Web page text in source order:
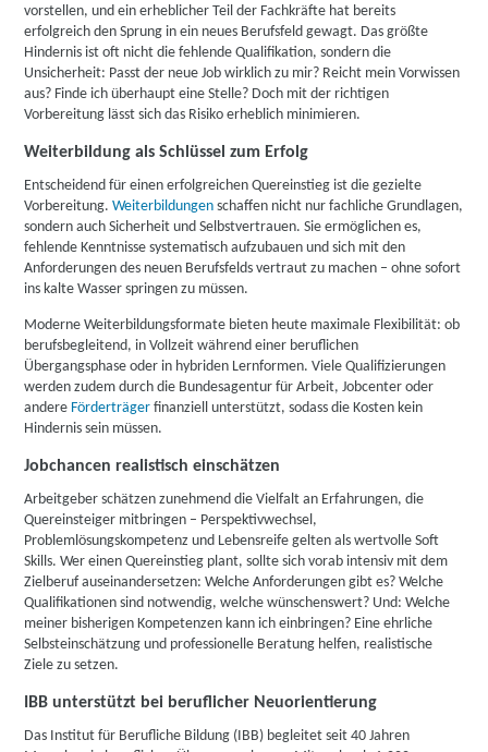
vorstellen, und ein erheblicher Teil der Fachkräfte hat bereits
erfolgreich den Sprung in ein neues Berufsfeld gewagt. Das größte
Hindernis ist oft nicht die fehlende Qualifikation, sondern die
Unsicherheit: Passt der neue Job wirklich zu mir? Reicht mein Vorwissen
aus? Finde ich überhaupt eine Stelle? Doch mit der richtigen
Vorbereitung lässt sich das Risiko erheblich minimieren.
Weiterbildung als Schlüssel zum Erfolg
Entscheidend für einen erfolgreichen Quereinstieg ist die gezielte
Vorbereitung.Weiterbildungen schaffen nicht nur fachliche Grundlagen,
sondern auch Sicherheit und Selbstvertrauen. Sie ermöglichen es,
fehlende Kenntnisse systematisch aufzubauen und sich mit den
Anforderungen des neuen Berufsfelds vertraut zu machen – ohne sofort
ins kalte Wasser springen zu müssen.
Moderne Weiterbildungsformate bieten heute maximale Flexibilität: ob
berufsbegleitend, in Vollzeit während einer beruflichen
Übergangsphase oder in hybriden Lernformen. Viele Qualifizierungen
werden zudem durch die Bundesagentur für Arbeit, Jobcenter oder
andere Förderträger finanziell unterstützt, sodass die Kosten kein
Hindernis sein müssen.
Jobchancen realistisch einschätzen
Arbeitgeber schätzen zunehmend die Vielfalt an Erfahrungen, die
Quereinsteiger mitbringen – Perspektivwechsel,
Problemlösungskompetenz und Lebensreife gelten als wertvolle Soft
Skills. Wer einen Quereinstieg plant, sollte sich vorab intensiv mit dem
Zielberuf auseinandersetzen: Welche Anforderungen gibt es? Welche
Qualifikationen sind notwendig, welche wünschenswert? Und: Welche
meiner bisherigen Kompetenzen kann ich einbringen? Eine ehrliche
Selbsteinschätzung und professionelle Beratung helfen, realistische
Ziele zu setzen.
IBB unterstützt bei beruflicher Neuorientierung
Das Institut für Berufliche Bildung (IBB) begleitet seit 40 Jahren